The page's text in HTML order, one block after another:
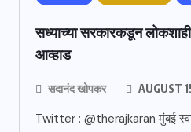
सध्याच्या सरकारकडून
आव्हाड
सदानंद खोपकर AUGUST
Twitter : @therajkaran मुंबई